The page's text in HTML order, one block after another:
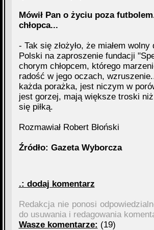
Mówił Pan o życiu poza
chłopca...
- Tak się złożyło, że miałem
Polski na zaproszenie fundacji
chorym chłopcem, którego
radość w jego oczach,
każda porażka, jest niczym w
jest gorzej, mają większe troski
się piłką.
Rozmawiał Robert Błoński
Źródło: Gazeta Wyborcza
.: dodaj komentarz
Redakcja nie ponosi
do usuwania i redagowania
Wasze komentarze: (19)